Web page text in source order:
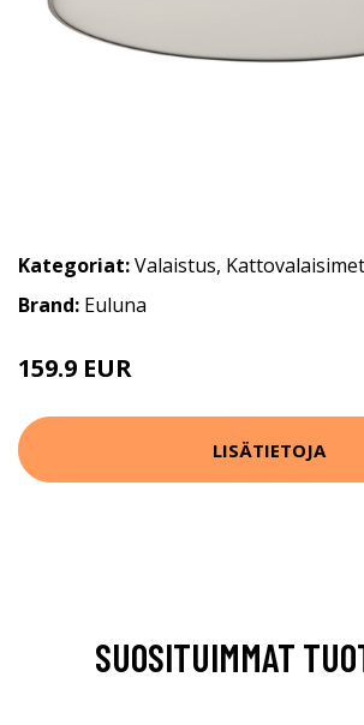
Kategoriat:Valaistus, Kattovalaisimet
Brand: Euluna
159.9 EUR
LISÄTIETOJA
SUOSITUIMMAT